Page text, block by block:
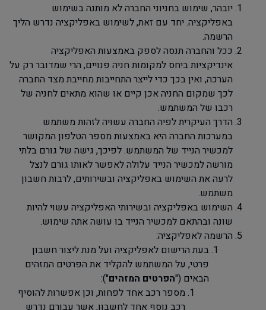
יובהר, שימוש בחניוני החברה לא מותנה בשימוש
באפליקציה. יחד עם זאת, לשימוש באפליקציה נדרש הליך
הרשמה.
ככל והחברה תנסה לספק באמצעות האפליקציה
אינדיקציות ביחס למקומות חניה פנויים, הרי שמדובר רק על
הערכה, ואין בכך כדי לייצר התחייבות מחייבת מצד החברה
לכך שמקום החניה אכן קיים או שהוא מתאים לחניה של
רכבו של המשתמש.
הדרך העיקרית לפיה החברה עשויה לזהות משתמש
במערכות החברה היא באמצעות מספר הטלפון המקושר
למכשיר הנייד של המשתמש. לפיכך, גישה של גורם בלתי
מורשה למכשיר הנייד עלולה לאפשר לאותו גורם לנצל
לרעה את השימוש באפליקציה ובשירותים, לרבות חשבון
משתמש.
השימוש באפליקציה ובשירותי האפליקציה עשוי להיות
שונה ובהתאם למכשיר הנייד בו עושה אתה שימוש.
הרשמה לאפליקציה:
בעת הרישום לאפליקציה ועל מנת ליצור חשבון
פרטי, על המשתמש להקליד את הפרטים המזהים
הבאים ("הפרטים המזהים"):
מספר רכב אחד לפחות, וכן אפשרות להוסיף
רכב נוסף אחד לחשבון, אשר עבורם נדרש